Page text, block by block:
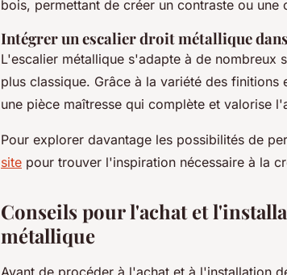
bois, permettant de créer un contraste ou
Intégrer un escalier droit métallique
L'escalier métallique s'adapte à de nombreux
plus classique. Grâce à la variété des
une pièce maîtresse qui complète et valorise
Pour explorer davantage les possibilités de
site pour trouver l'inspiration nécessaire à la
Conseils pour l'achat et
métallique